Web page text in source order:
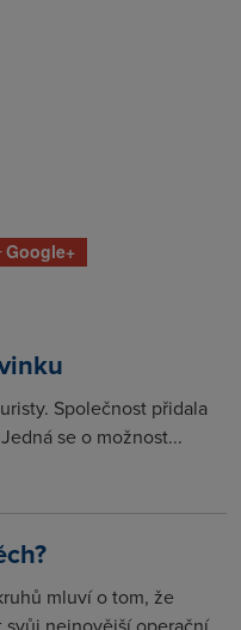
Google+
Společnost přidala
se o možnost...
mluví o tom, že